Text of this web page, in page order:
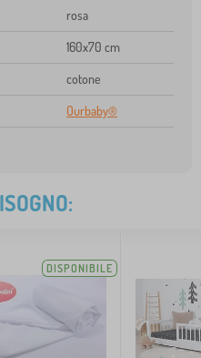
rosa
160x70 cm
cotone
Ourbaby®
DISPONIBILE